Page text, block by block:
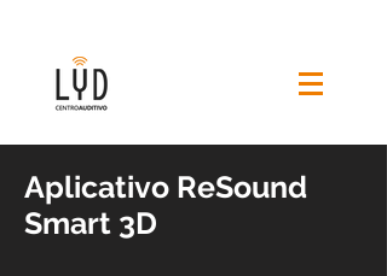
Aplicativo ReSound
Smart 3D